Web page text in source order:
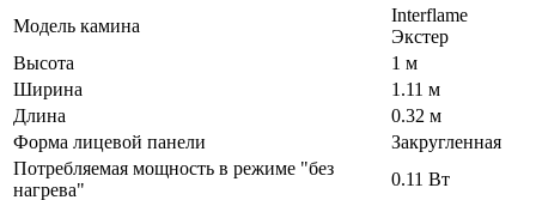
Модель камина
Interflame
Экстер
Высота
1 м
Ширина
1.11 м
Длина
0.32 м
Форма лицевой панели
Закругленная
Потребляемая мощность в режиме "без
нагрева"
0.11 Вт